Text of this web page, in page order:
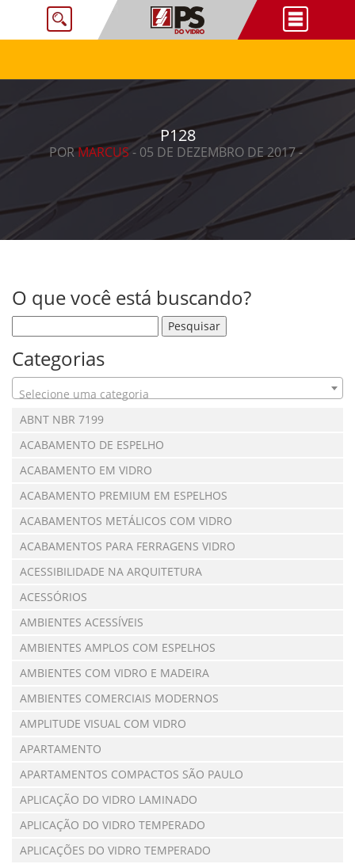
P128
PORMARCUS- 05 DE DEZEMBRO DE 2017 -
O que você está buscando?
Categorias
Selecione uma categoria
ABNT NBR 7199
ACABAMENTO DE ESPELHO
ACABAMENTO EM VIDRO
ACABAMENTO PREMIUM EM ESPELHOS
ACABAMENTOS METÁLICOS COM VIDRO
ACABAMENTOS PARA FERRAGENS VIDRO
ACESSIBILIDADE NA ARQUITETURA
ACESSÓRIOS
AMBIENTES ACESSÍVEIS
AMBIENTES AMPLOS COM ESPELHOS
AMBIENTES COM VIDRO E MADEIRA
AMBIENTES COMERCIAIS MODERNOS
AMPLITUDE VISUAL COM VIDRO
APARTAMENTO
APARTAMENTOS COMPACTOS SÃO PAULO
APLICAÇÃO DO VIDRO LAMINADO
APLICAÇÃO DO VIDRO TEMPERADO
APLICAÇÕES DO VIDRO TEMPERADO